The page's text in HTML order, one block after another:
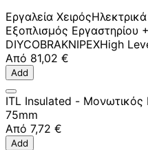
Εργαλεία Χειρός
Εξοπλισμός Εργαστηρίου
DIYCOBRAKNIPEXHigh
Από 81,02 €
Add
ITL Insulated - Μονωτικός
75mm
Από 7,72 €
Add